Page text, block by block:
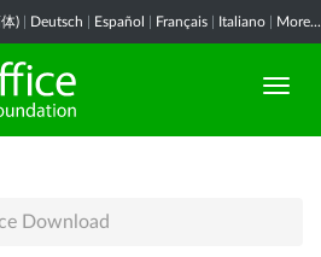
) Deutsch Español Français Italiano More...
Download